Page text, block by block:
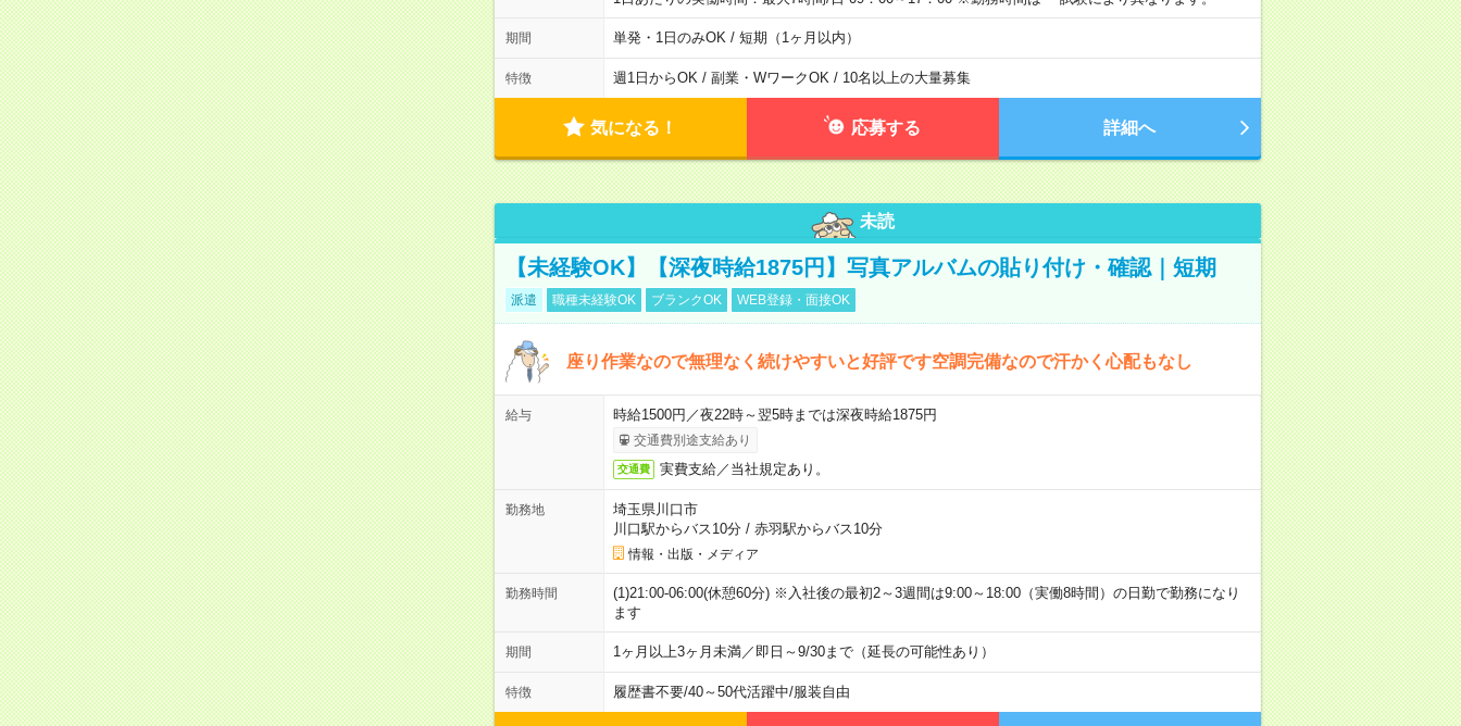
期間 単発・1日のみOK / 短期（1ヶ月以内）
特徴 週1日からOK / 副業・WワークOK / 10名以上の大量募集
気になる！ 応募する 詳細へ
未読
【未経験OK】【深夜時給1875円】写真アルバムの貼り付け・確認｜短期
派遣 職種未経験OK ブランクOK WEB登録・面接OK
座り作業なので無理なく続けやすいと好評です空調完備なので汗かく心配もなし
給与 時給1500円／夜22時～翌5時までは深夜時給1875円
交通費別途支給あり
交通費 実費支給／当社規定あり。
勤務地
埼玉県川口市
川口駅からバス10分/ 赤羽駅からバス10分
情報・出版・メディア
勤務時間
(1)21:00-06:00(休憩60分) ※入社後の最初2～3週間は9:00～18:00（実働8時間）の日勤で勤務になり
ます
期間 1ヶ月以上3ヶ月未満／即日～9/30まで（延長の可能性あり）
特徴 履歴書不要/40～50代活躍中/服装自由